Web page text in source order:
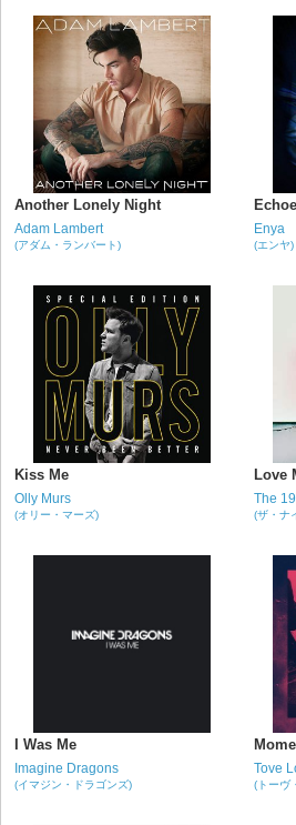
Another Lonely Night
Adam Lambert
(アダム・ランバート)
Enya
(エンヤ)
Kiss Me
Olly Murs
(オリー・マーズ)
Love
The
(ザ・ナ
I Was Me
Imagine Dragons
(イマジン・ドラゴンズ)
Tove
(トーヴ